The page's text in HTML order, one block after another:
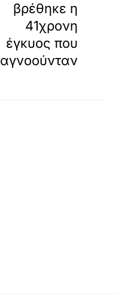
βρέθηκε η
41χρονη
έγκυος που
αγνοούνταν